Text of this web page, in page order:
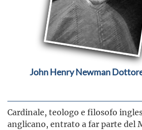
John Henry Newman
Cardinale, teologo e filosofo
anglicano, entrato a far parte del